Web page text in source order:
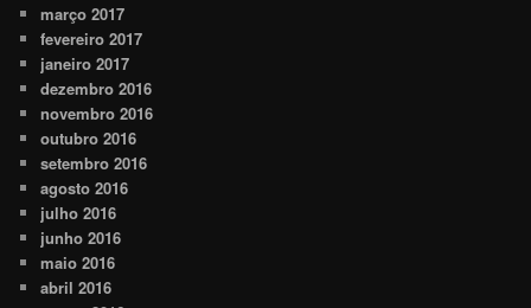
março 2017
fevereiro 2017
janeiro 2017
dezembro 2016
novembro 2016
outubro 2016
setembro 2016
agosto 2016
julho 2016
junho 2016
maio 2016
abril 2016